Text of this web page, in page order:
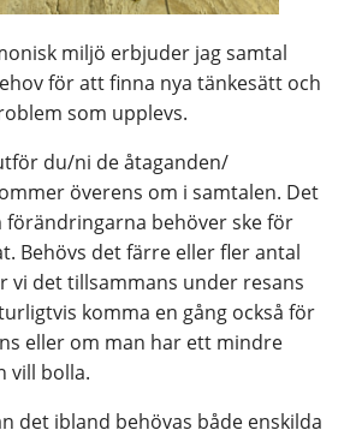
miljö erbjuder jag samtal
för att finna nya tänkesätt och
som upplevs.
du/ni de åtaganden/
överens om i samtalen. Det
förändringarna behöver ske för
Behövs det färre eller fler antal
vi det tillsammans under resans
komma en gång också för
eller om man har ett mindre
vill bolla.
det ibland behövas både enskilda